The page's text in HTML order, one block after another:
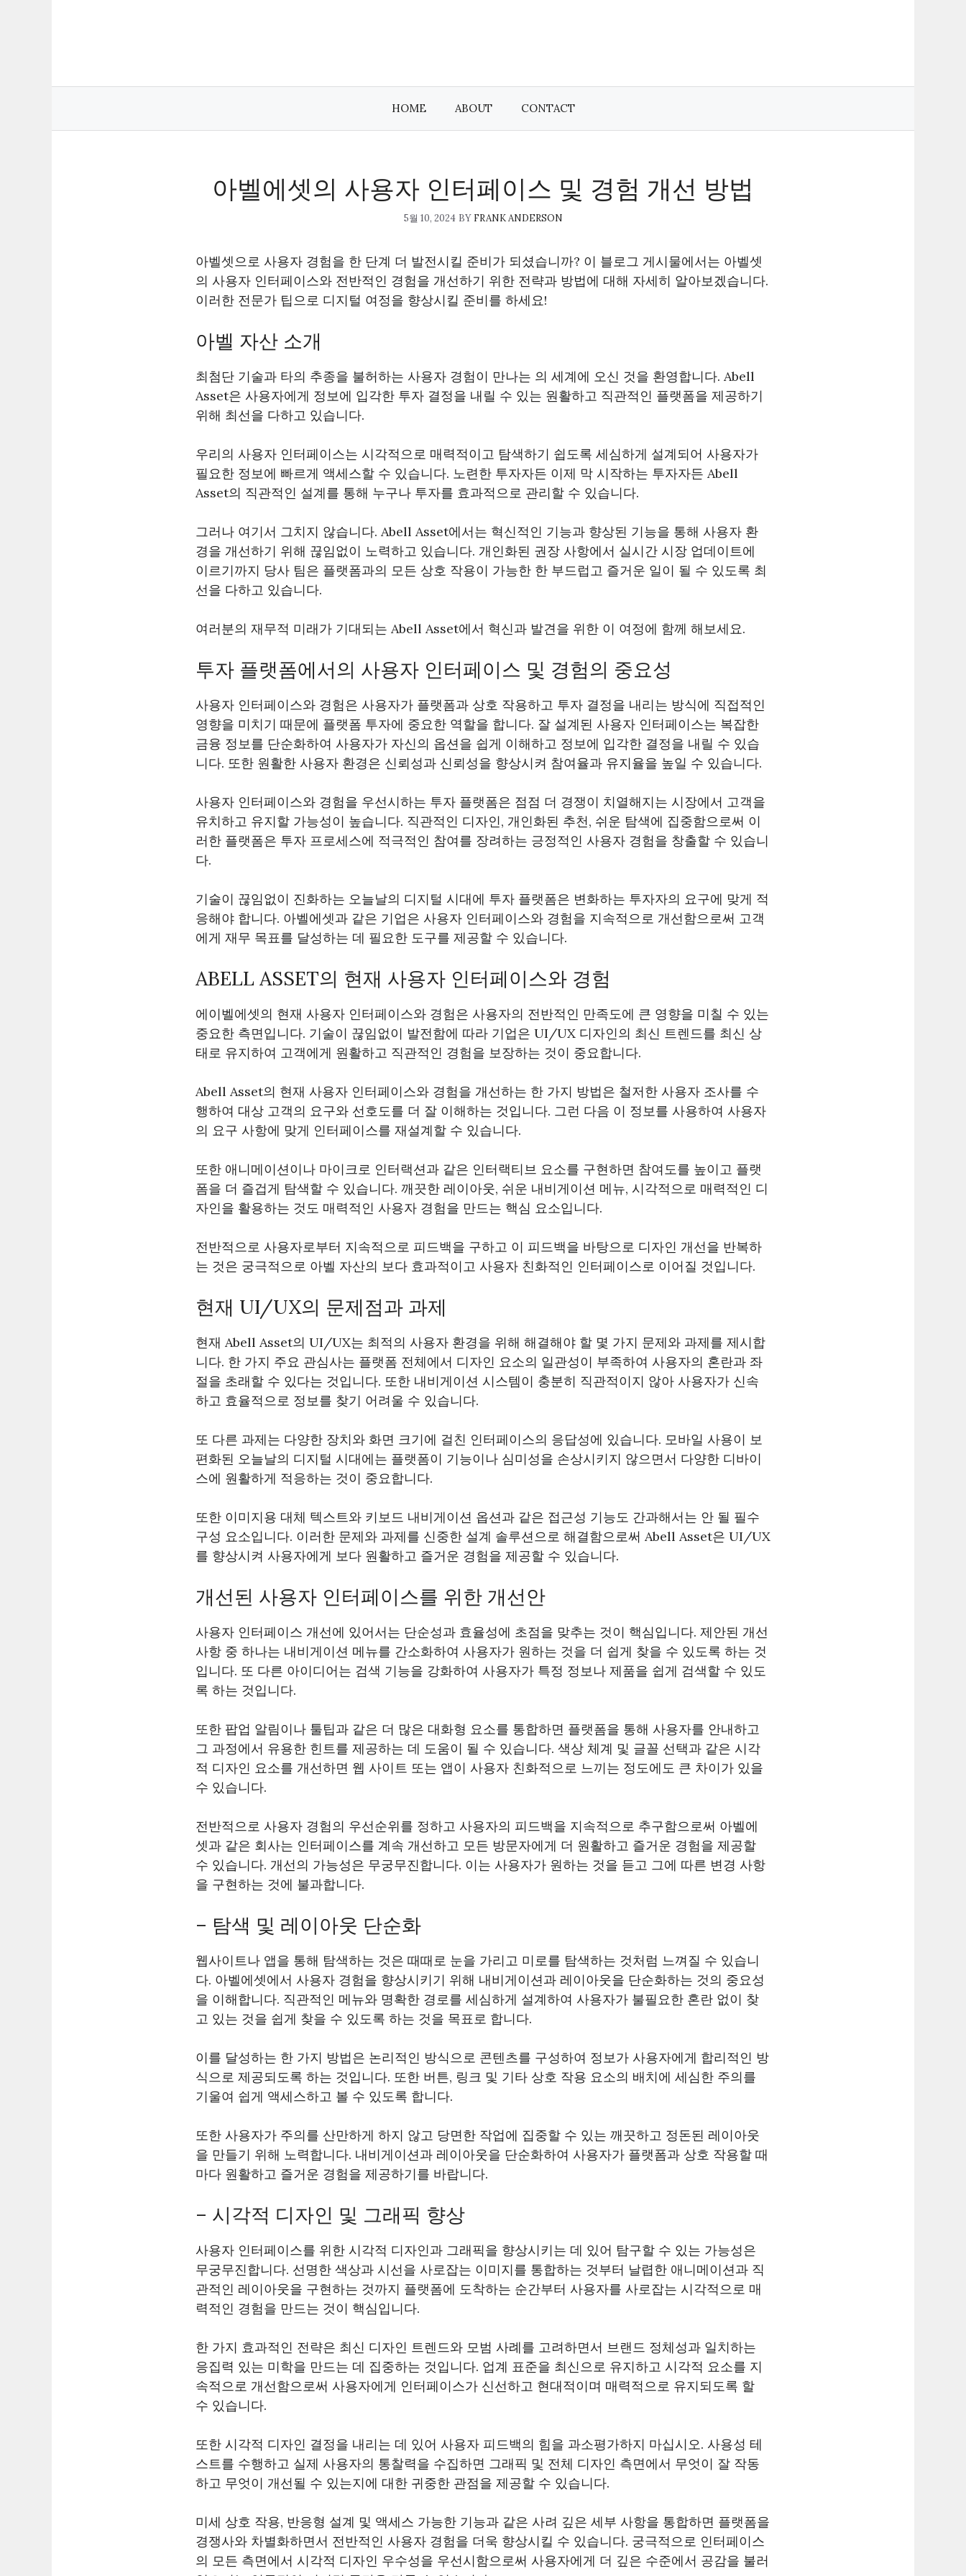
HOME ABOUT CONTACT
아벨에셋의 사용자 인터페이스 및 경험 개선 방법
5월 10, 2024 BY FRANK ANDERSON
아벨셋으로 사용자 경험을 한 단계 더 발전시킬 준비가 되셨습니까? 이 블로그 게시물에서는 아벨셋
의 사용자 인터페이스와 전반적인 경험을 개선하기 위한 전략과 방법에 대해 자세히 알아보겠습니다.
이러한 전문가 팁으로 디지털 여정을 향상시킬 준비를 하세요!
아벨 자산 소개
최첨단 기술과 타의 추종을 불허하는 사용자 경험이 만나는 의 세계에 오신 것을 환영합니다. Abell
Asset은 사용자에게 정보에 입각한 투자 결정을 내릴 수 있는 원활하고 직관적인 플랫폼을 제공하기
위해 최선을 다하고 있습니다.
우리의 사용자 인터페이스는 시각적으로 매력적이고 탐색하기 쉽도록 세심하게 설계되어 사용자가
필요한 정보에 빠르게 액세스할 수 있습니다. 노련한 투자자든 이제 막 시작하는 투자자든 Abell
Asset의 직관적인 설계를 통해 누구나 투자를 효과적으로 관리할 수 있습니다.
그러나 여기서 그치지 않습니다. Abell Asset에서는 혁신적인 기능과 향상된 기능을 통해 사용자 환
경을 개선하기 위해 끊임없이 노력하고 있습니다. 개인화된 권장 사항에서 실시간 시장 업데이트에
이르기까지 당사 팀은 플랫폼과의 모든 상호 작용이 가능한 한 부드럽고 즐거운 일이 될 수 있도록 최
선을 다하고 있습니다.
여러분의 재무적 미래가 기대되는 Abell Asset에서 혁신과 발견을 위한 이 여정에 함께 해보세요.
투자 플랫폼에서의 사용자 인터페이스 및 경험의 중요성
사용자 인터페이스와 경험은 사용자가 플랫폼과 상호 작용하고 투자 결정을 내리는 방식에 직접적인
영향을 미치기 때문에 플랫폼 투자에 중요한 역할을 합니다. 잘 설계된 사용자 인터페이스는 복잡한
금융 정보를 단순화하여 사용자가 자신의 옵션을 쉽게 이해하고 정보에 입각한 결정을 내릴 수 있습
니다. 또한 원활한 사용자 환경은 신뢰성과 신뢰성을 향상시켜 참여율과 유지율을 높일 수 있습니다.
사용자 인터페이스와 경험을 우선시하는 투자 플랫폼은 점점 더 경쟁이 치열해지는 시장에서 고객을
유치하고 유지할 가능성이 높습니다. 직관적인 디자인, 개인화된 추천, 쉬운 탐색에 집중함으로써 이
러한 플랫폼은 투자 프로세스에 적극적인 참여를 장려하는 긍정적인 사용자 경험을 창출할 수 있습니
다.
기술이 끊임없이 진화하는 오늘날의 디지털 시대에 투자 플랫폼은 변화하는 투자자의 요구에 맞게 적
응해야 합니다. 아벨에셋과 같은 기업은 사용자 인터페이스와 경험을 지속적으로 개선함으로써 고객
에게 재무 목표를 달성하는 데 필요한 도구를 제공할 수 있습니다.
ABELL ASSET의 현재 사용자 인터페이스와 경험
에이벨에셋의 현재 사용자 인터페이스와 경험은 사용자의 전반적인 만족도에 큰 영향을 미칠 수 있는
중요한 측면입니다. 기술이 끊임없이 발전함에 따라 기업은 UI/UX 디자인의 최신 트렌드를 최신 상
태로 유지하여 고객에게 원활하고 직관적인 경험을 보장하는 것이 중요합니다.
Abell Asset의 현재 사용자 인터페이스와 경험을 개선하는 한 가지 방법은 철저한 사용자 조사를 수
행하여 대상 고객의 요구와 선호도를 더 잘 이해하는 것입니다. 그런 다음 이 정보를 사용하여 사용자
의 요구 사항에 맞게 인터페이스를 재설계할 수 있습니다.
또한 애니메이션이나 마이크로 인터랙션과 같은 인터랙티브 요소를 구현하면 참여도를 높이고 플랫
폼을 더 즐겁게 탐색할 수 있습니다. 깨끗한 레이아웃, 쉬운 내비게이션 메뉴, 시각적으로 매력적인 디
자인을 활용하는 것도 매력적인 사용자 경험을 만드는 핵심 요소입니다.
전반적으로 사용자로부터 지속적으로 피드백을 구하고 이 피드백을 바탕으로 디자인 개선을 반복하
는 것은 궁극적으로 아벨 자산의 보다 효과적이고 사용자 친화적인 인터페이스로 이어질 것입니다.
현재 UI/UX의 문제점과 과제
현재 Abell Asset의 UI/UX는 최적의 사용자 환경을 위해 해결해야 할 몇 가지 문제와 과제를 제시합
니다. 한 가지 주요 관심사는 플랫폼 전체에서 디자인 요소의 일관성이 부족하여 사용자의 혼란과 좌
절을 초래할 수 있다는 것입니다. 또한 내비게이션 시스템이 충분히 직관적이지 않아 사용자가 신속
하고 효율적으로 정보를 찾기 어려울 수 있습니다.
또 다른 과제는 다양한 장치와 화면 크기에 걸친 인터페이스의 응답성에 있습니다. 모바일 사용이 보
편화된 오늘날의 디지털 시대에는 플랫폼이 기능이나 심미성을 손상시키지 않으면서 다양한 디바이
스에 원활하게 적응하는 것이 중요합니다.
또한 이미지용 대체 텍스트와 키보드 내비게이션 옵션과 같은 접근성 기능도 간과해서는 안 될 필수
구성 요소입니다. 이러한 문제와 과제를 신중한 설계 솔루션으로 해결함으로써 Abell Asset은 UI/UX
를 향상시켜 사용자에게 보다 원활하고 즐거운 경험을 제공할 수 있습니다.
개선된 사용자 인터페이스를 위한 개선안
사용자 인터페이스 개선에 있어서는 단순성과 효율성에 초점을 맞추는 것이 핵심입니다. 제안된 개선
사항 중 하나는 내비게이션 메뉴를 간소화하여 사용자가 원하는 것을 더 쉽게 찾을 수 있도록 하는 것
입니다. 또 다른 아이디어는 검색 기능을 강화하여 사용자가 특정 정보나 제품을 쉽게 검색할 수 있도
록 하는 것입니다.
또한 팝업 알림이나 툴팁과 같은 더 많은 대화형 요소를 통합하면 플랫폼을 통해 사용자를 안내하고
그 과정에서 유용한 힌트를 제공하는 데 도움이 될 수 있습니다. 색상 체계 및 글꼴 선택과 같은 시각
적 디자인 요소를 개선하면 웹 사이트 또는 앱이 사용자 친화적으로 느끼는 정도에도 큰 차이가 있을
수 있습니다.
전반적으로 사용자 경험의 우선순위를 정하고 사용자의 피드백을 지속적으로 추구함으로써 아벨에
셋과 같은 회사는 인터페이스를 계속 개선하고 모든 방문자에게 더 원활하고 즐거운 경험을 제공할
수 있습니다. 개선의 가능성은 무궁무진합니다. 이는 사용자가 원하는 것을 듣고 그에 따른 변경 사항
을 구현하는 것에 불과합니다.
– 탐색 및 레이아웃 단순화
웹사이트나 앱을 통해 탐색하는 것은 때때로 눈을 가리고 미로를 탐색하는 것처럼 느껴질 수 있습니
다. 아벨에셋에서 사용자 경험을 향상시키기 위해 내비게이션과 레이아웃을 단순화하는 것의 중요성
을 이해합니다. 직관적인 메뉴와 명확한 경로를 세심하게 설계하여 사용자가 불필요한 혼란 없이 찾
고 있는 것을 쉽게 찾을 수 있도록 하는 것을 목표로 합니다.
이를 달성하는 한 가지 방법은 논리적인 방식으로 콘텐츠를 구성하여 정보가 사용자에게 합리적인 방
식으로 제공되도록 하는 것입니다. 또한 버튼, 링크 및 기타 상호 작용 요소의 배치에 세심한 주의를
기울여 쉽게 액세스하고 볼 수 있도록 합니다.
또한 사용자가 주의를 산만하게 하지 않고 당면한 작업에 집중할 수 있는 깨끗하고 정돈된 레이아웃
을 만들기 위해 노력합니다. 내비게이션과 레이아웃을 단순화하여 사용자가 플랫폼과 상호 작용할 때
마다 원활하고 즐거운 경험을 제공하기를 바랍니다.
– 시각적 디자인 및 그래픽 향상
사용자 인터페이스를 위한 시각적 디자인과 그래픽을 향상시키는 데 있어 탐구할 수 있는 가능성은
무궁무진합니다. 선명한 색상과 시선을 사로잡는 이미지를 통합하는 것부터 날렵한 애니메이션과 직
관적인 레이아웃을 구현하는 것까지 플랫폼에 도착하는 순간부터 사용자를 사로잡는 시각적으로 매
력적인 경험을 만드는 것이 핵심입니다.
한 가지 효과적인 전략은 최신 디자인 트렌드와 모범 사례를 고려하면서 브랜드 정체성과 일치하는
응집력 있는 미학을 만드는 데 집중하는 것입니다. 업계 표준을 최신으로 유지하고 시각적 요소를 지
속적으로 개선함으로써 사용자에게 인터페이스가 신선하고 현대적이며 매력적으로 유지되도록 할
수 있습니다.
또한 시각적 디자인 결정을 내리는 데 있어 사용자 피드백의 힘을 과소평가하지 마십시오. 사용성 테
스트를 수행하고 실제 사용자의 통찰력을 수집하면 그래픽 및 전체 디자인 측면에서 무엇이 잘 작동
하고 무엇이 개선될 수 있는지에 대한 귀중한 관점을 제공할 수 있습니다.
미세 상호 작용, 반응형 설계 및 액세스 가능한 기능과 같은 사려 깊은 세부 사항을 통합하면 플랫폼을
경쟁사와 차별화하면서 전반적인 사용자 경험을 더욱 향상시킬 수 있습니다. 궁극적으로 인터페이스
의 모든 측면에서 시각적 디자인 우수성을 우선시함으로써 사용자에게 더 깊은 수준에서 공감을 불러